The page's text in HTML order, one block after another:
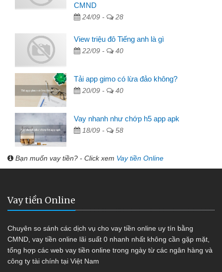
CMND
24/09 - 28
View triệu đô Tiếng anh là gì
22/09 - 40
Tải app gimo có lừa đảo không?
20/09 - 40
Vay nhanh như chớp h5 app apk
18/09 - 58
Bạn muốn vay tiền? - Click xem Vay tiền Online
Vay tiền Online
Chuyên so sánh các dịch vụ cho vay tiền online uy tín bằng
CMND, vay tiền online lãi suất 0 nhanh nhất không cần gặp mặt,
tổng hợp các web vay tiền online trong ngày từ các ngân hàng và
công ty tài chính tại Việt Nam